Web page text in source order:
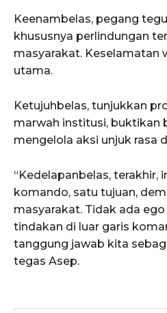
Keenambelas, pegang
khususnya perlindungan
masyarakat. Keselamatan
utama.
Ketujuhbelas, tunjukkan
marwah institusi, buktikan
mengelola aksi unjuk rasa
“Kedelapanbelas, terakhir,
komando, satu tujuan,
masyarakat. Tidak ada
tindakan di luar garis
tanggung jawab kita
tegas Asep.